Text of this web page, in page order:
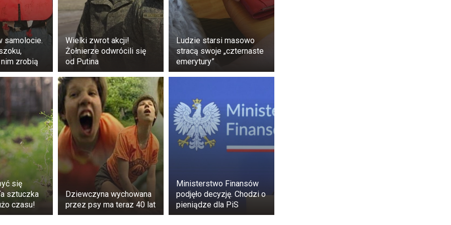
się w pobliżu parapetów. Ich trójczłonowe ciało, para czułków i
pozwalają je łatwo zidentyfikować.
w którym się gromadzą – w pobliżu wilgoci lub źródła pożywienia.
roztworem octu lub użyj mieszanki sody oczyszczonej i cukru.
domowego
domowego zazwyczaj zamieszkują miejsca, w których gromadzi się
ale ich produkty przemiany materii mogą wywoływać alergie.
ich liczbę?
pościel.
i stosuj pokrowce ochronne.
samolocie.
zrobią
Wielki zwrot akcji!
Żołnierze odwrócili się
od Putina
Ludzie starsi masowo
stracą swoje „czternaste
emerytury”
się
sztuczka
czasu!
Dziewczyna wychowana
przez psy ma teraz 40 lat
Ministerstwo Finansów
podjęło decyzję. Chodzi o
pieniądze dla PiS